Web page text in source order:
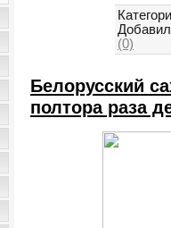
(0)
Белорусский
полтора раза